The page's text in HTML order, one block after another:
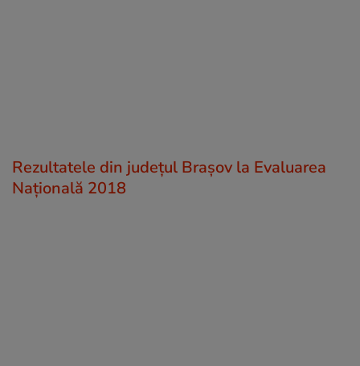
Rezultatele din județul Brașov la Evaluarea
Națională 2018